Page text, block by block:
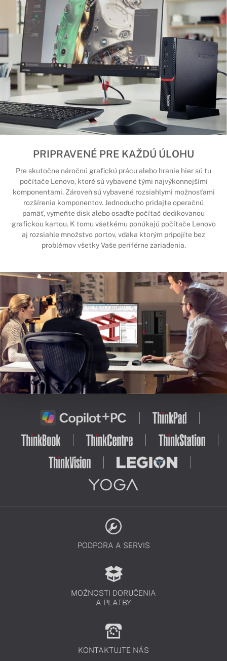
PRIPRAVENÉ PRE KAŽDÚ ÚLOHU
Pre skutočne náročnú grafickú prácu alebo hranie hier sú tu
počítače Lenovo, ktoré sú vybavené tými najvýkonnejšími
komponentami. Zároveň sú vybavené rozsiahlymi možnosťami
rozšírenia komponentov. Jednoducho pridajte operačnú
pamäť, vymeňte disk alebo osaďte počítač dedikovanou
grafickou kartou. K tomu všetkému ponúkajú počítače Lenovo
aj rozsiahle množstvo portov, vďaka ktorým pripojíte bez
problémov všetky Vaše periférne zariadenia.
PODPORA A SERVIS
MOŽNOSTI DORUČENIA
A PLATBY
KONTAKTUJTE NÁS